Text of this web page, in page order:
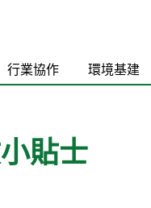
行業協作 環境基建
貼士